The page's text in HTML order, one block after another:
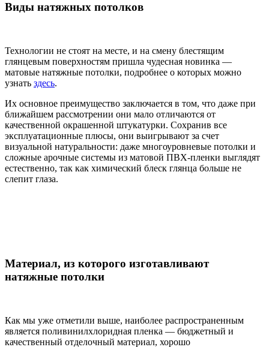
Виды натяжных потолков
Технологии не стоят на месте, и на смену блестящим
глянцевым поверхностям пришла чудесная новинка —
матовые натяжные потолки, подробнее о которых можно
узнать здесь.
Их основное преимущество заключается в том, что даже при
ближайшем рассмотрении они мало отличаются от
качественной окрашенной штукатурки. Сохранив все
эксплуатационные плюсы, они выигрывают за счет
визуальной натуральности: даже многоуровневые потолки и
сложные арочные системы из матовой ПВХ-пленки выглядят
естественно, так как химический блеск глянца больше не
слепит глаза.
Материал, из которого изготавливают
натяжные потолки
Как мы уже отметили выше, наиболее распространенным
является поливинилхлоридная пленка — бюджетный и
качественный отделочный материал, хорошо